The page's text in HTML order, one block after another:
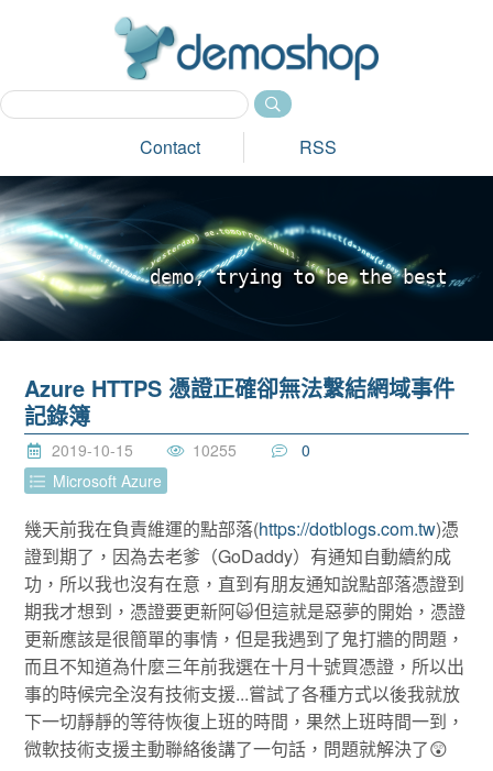
Contact RSS
demo, trying to be the best_
Azure HTTPS 憑證正確卻無法繫結網域事件
記錄簿
2019-10-15 10255
0
Microsoft Azure
幾天前我在負責維運的點部落(https://dotblogs.com.tw)憑
證到期了，因為去老爹（GoDaddy）有通知自動續約成
功，所以我也沒有在意，直到有朋友通知說點部落憑證到
期我才想到，憑證要更新阿🙀但這就是惡夢的開始，憑證
更新應該是很簡單的事情，但是我遇到了鬼打牆的問題，
而且不知道為什麼三年前我選在十月十號買憑證，所以出
事的時候完全沒有技術支援...嘗試了各種方式以後我就放
下一切靜靜的等待恢復上班的時間，果然上班時間一到，
微軟技術支援主動聯絡後講了一句話，問題就解決了😲